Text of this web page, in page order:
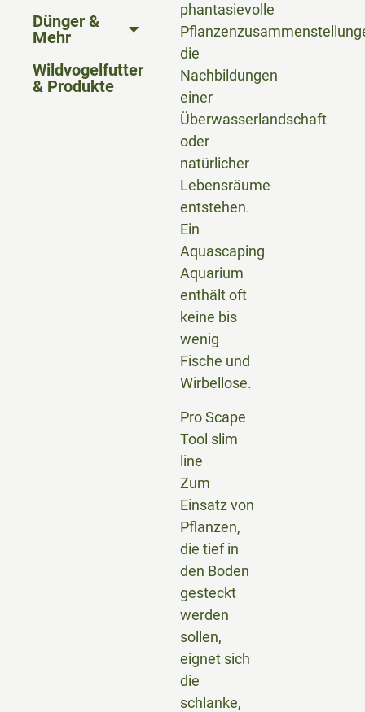
Dünger &
Mehr
Wildvogelfutter
& Produkte
phantasievolle
die
Nachbildungen
einer
Überwasserlandschaft
oder
natürlicher
Lebensräume
entstehen.
Ein
Aquascaping
Aquarium
enthält oft
keine bis
wenig
Fische und
Wirbellose.
Pro Scape
Tool slim
line
Zum
Einsatz von
Pflanzen,
die tief in
den Boden
gesteckt
werden
sollen,
eignet sich
die
schlanke,